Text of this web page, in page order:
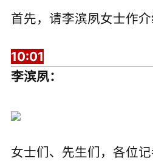
首先，请李滨夙女士作介
10:01
李滨夙：
女士们、先生们，各位记